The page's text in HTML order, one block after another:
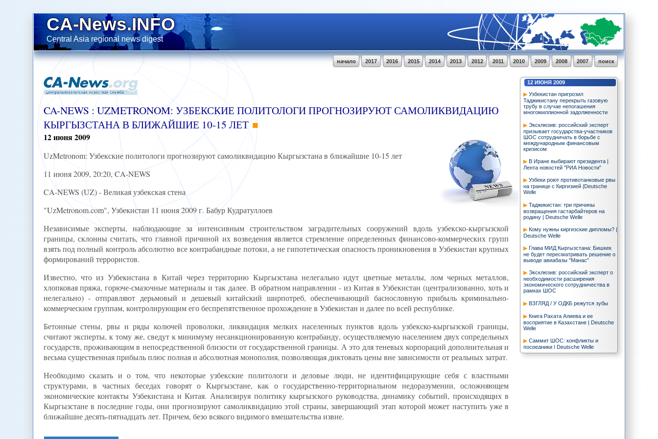
CA-News.INFO
Central Asia regional news digest
поиск
2007
2008
2009
2010
2011
2012
2013
2014
2015
2016
2017
начало
12 ИЮНЯ 2009
Узбекистан пригрозил
Таджикистану перекрыть газовую
трубу в случае непогашения
многомиллионной задолженности
Эксклюзив: российский эксперт
призывает государства-участников
ШОС сотрудничать в борьбе с
международным финансовым
кризисом
В Иране выбирают президента |
Лента новостей "РИА Новости"
Узбеки роют противотанковые рвы
на границе с Киргизией |Deutsche
Welle
Таджикистан: три причины
возвращения гастарбайтеров на
родину | Deutsche Welle
Кому нужны киргизские дипломы? |
Deutsche Welle
Глава МИД Кыргызстана: Бишкек
не будет пересматривать решение о
выводе авиабазы "Манас"
Эксклюзив: российский эксперт о
необходимости расширения
экономического сотрудничества в
рамках ШОС
ВЗГЛЯД / У ОДКБ режутся зубы
Книга Рахата Алиева и ее
восприятие в Казахстане | Deutsche
Welle
Саммит ШОС: конфликты и
посредники | Deutsche Welle
CA-NEWS : UZMETRONOM: УЗБЕКСКИЕ ПОЛИТОЛОГИ ПРОГНОЗИРУЮТ САМОЛИКВИДАЦИЮ
КЫРГЫЗСТАНА В БЛИЖАЙШИЕ 10-15 ЛЕТ
12июня2009
UzMetronom: Узбекские политологи прогнозируют самоликвидацию Кыргызстана в ближайшие 10-15 лет
11 июня 2009, 20:20, CA-NEWS
CA-NEWS (UZ) - Великая узбекская стена
"UzMetronom.com", Узбекистан 11 июня 2009 г. Бабур Кудратуллоев
Независимые эксперты, наблюдающие за интенсивным строительством заградительных сооружений вдоль узбекско-кыргызской
границы, склонны считать, что главной причиной их возведения является стремление определенных финансово-коммерческих групп
взять под полный контроль абсолютно все контрабандные потоки, а не гипотетическая опасность проникновения в Узбекистан крупных
формирований террористов.
Известно, что из Узбекистана в Китай через территорию Кыргызстана нелегально идут цветные металлы, лом черных металлов,
хлопковая пряжа, горюче-смазочные материалы и так далее. В обратном направлении - из Китая в Узбекистан (централизованно, хоть и
нелегально) - отправляют дерьмовый и дешевый китайский ширпотреб, обеспечивающий баснословную прибыль криминально-
коммерческим группам, контролирующим его беспрепятственное прохождение в Узбекистан и далее по всей республике.
Бетонные стены, рвы и ряды колючей проволоки, ликвидация мелких населенных пунктов вдоль узбекско-кыргызской границы,
считают эксперты, к тому же, сведут к минимуму несанкционированную контрабанду, осуществляемую населением двух сопредельных
государств, проживающим в непосредственной близости от государственной границы. А это для теневых корпораций дополнительная и
весьма существенная прибыль плюс полная и абсолютная монополия, позволяющая диктовать цены вне зависимости от реальных затрат.
Необходимо сказать и о том, что некоторые узбекские политологи и деловые люди, не идентифицирующие себя с властными
структурами, в частных беседах говорят о Кыргызстане, как о государственно-территориальном недоразумении, осложняющем
экономические контакты Узбекистана и Китая. Анализируя политику кыргызского руководства, динамику событий, происходящих в
Кыргызстане в последние годы, они прогнозируют самоликвидацию этой страны, завершающий этап которой может наступить уже в
ближайшие десять-пятнадцать лет. Причем, безо всякого видимого вмешательства извне.